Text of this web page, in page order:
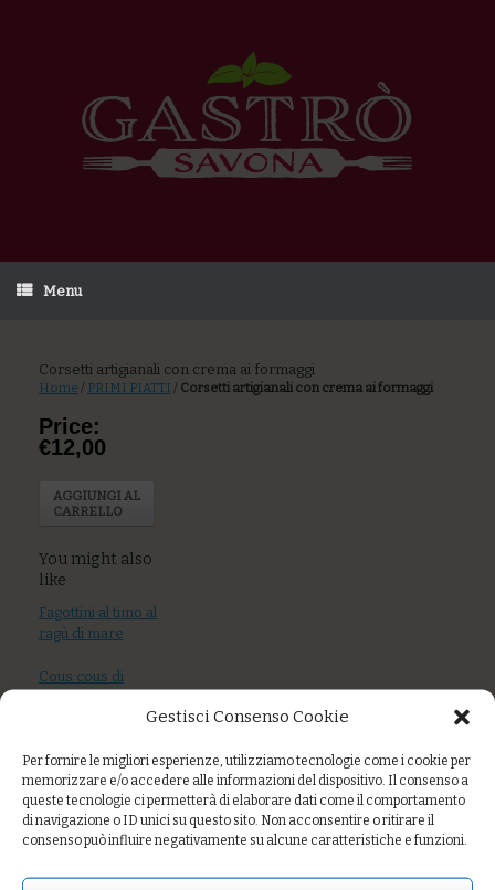
Gestisci Consenso Cookie
Per fornire le migliori esperienze, utilizziamo tecnologie come i cookie per
memorizzare e/o accedere alle informazioni del dispositivo. Il consenso a
queste tecnologie ci permetterà di elaborare dati come il comportamento
di navigazione o ID unici su questo sito. Non acconsentire o ritirare il
consenso può influire negativamente su alcune caratteristiche e funzioni.
Menu
Corsetti artigianali con crema ai formaggi
Home / PRIMI PIATTI / Corsetti artigianali con crema ai formaggi
Price:
€12,00
AGGIUNGI AL
CARRELLO
You might also
like
Fagottini al timo al
ragù di mare
Cous cous di
tostati
Gnocchi con
crema di cime di
rapa, cozze e